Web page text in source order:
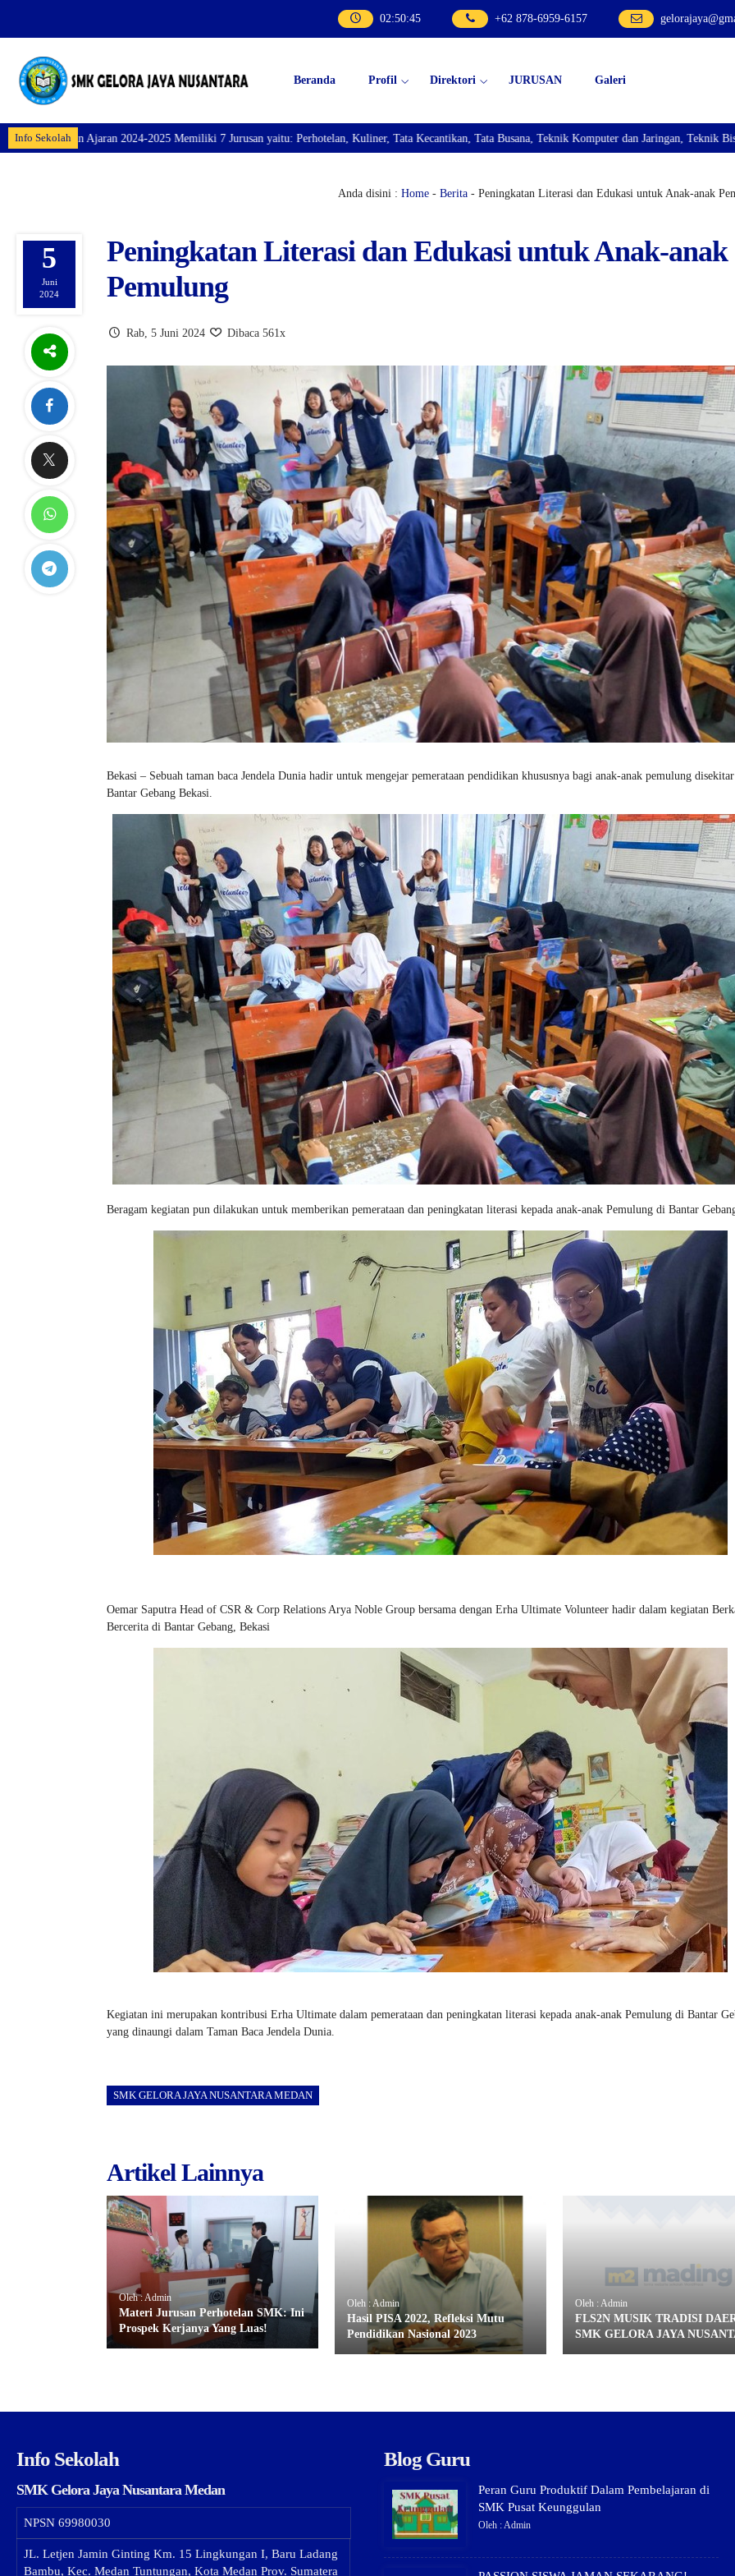
02:50:46 +62 878-6959-6157
Beranda Profil Direktori JURUSAN Galeri
Info Sekolah
2024-2025 Memiliki 7 Jurusan yaitu: Perhotelan, Kuliner, Tata Kecantikan, Tata Busana, Teknik Komputer dan Jaringan, Teknik Bisnis Sepeda
Anda disini : Home- Berita- Peningkatan Literasi dan Edukasi untuk Anak-anak
5
Juni
2024
Peningkatan Literasi dan Edukasi untuk Anak-anak
Pemulung
Rab, 5 Juni 2024 Dibaca 561x
Bekasi – Sebuah taman baca Jendela Dunia hadir untuk mengejar pemerataan pendidikan khususnya bagi anak-anak pemulung
Bantar Gebang Bekasi.
Beragam kegiatan pun dilakukan untuk memberikan pemerataan dan peningkatan literasi kepada anak-anak Pemulung di Bantar
Oemar Saputra Head of CSR & Corp Relations Arya Noble Group bersama dengan Erha Ultimate Volunteer hadir dalam kegiatan
Bercerita di Bantar Gebang, Bekasi
Kegiatan ini merupakan kontribusi Erha Ultimate dalam pemerataan dan peningkatan literasi kepada anak-anak Pemulung di Bantar
yang dinaungi dalam Taman Baca Jendela Dunia.
SMK GELORA JAYA NUSANTARA MEDAN
Artikel Lainnya
Oleh : Admin
Materi Jurusan Perhotelan SMK: Ini
Prospek Kerjanya Yang Luas!
Oleh : Admin
Hasil PISA 2022, Refleksi Mutu
Pendidikan Nasional 2023
Oleh : Admin
FLS2N MUSIK TRADISI
SMK GELORA JAYA
Info Sekolah
SMK Gelora Jaya Nusantara Medan
NPSN 69980030
JL. Letjen Jamin Ginting Km. 15 Lingkungan I, Baru Ladang
Bambu, Kec. Medan Tuntungan, Kota Medan Prov. Sumatera
Blog Guru
Peran Guru Produktif Dalam Pembelajaran di
SMK Pusat Keunggulan
Oleh : Admin